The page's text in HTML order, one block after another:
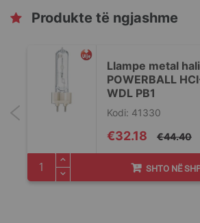
Produkte të ngjashme
Llampe metal
POWERBALL
WDL PB1
Special
Price
€32.18 €44.40
Kodi: 41330
SHTO NË